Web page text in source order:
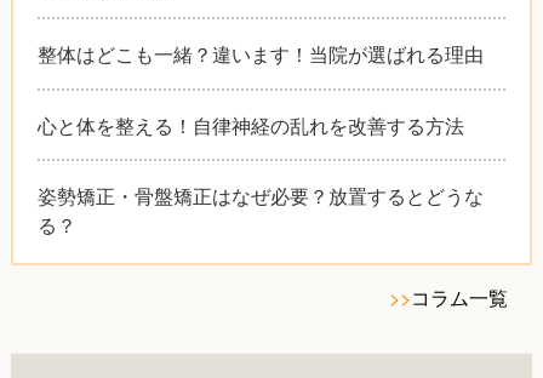
整体はどこも一緒？違います！当院が選ばれる理由
心と体を整える！自律神経の乱れを改善する方法
姿勢矯正・骨盤矯正はなぜ必要？放置するとどうな
る？
>>コラム一覧